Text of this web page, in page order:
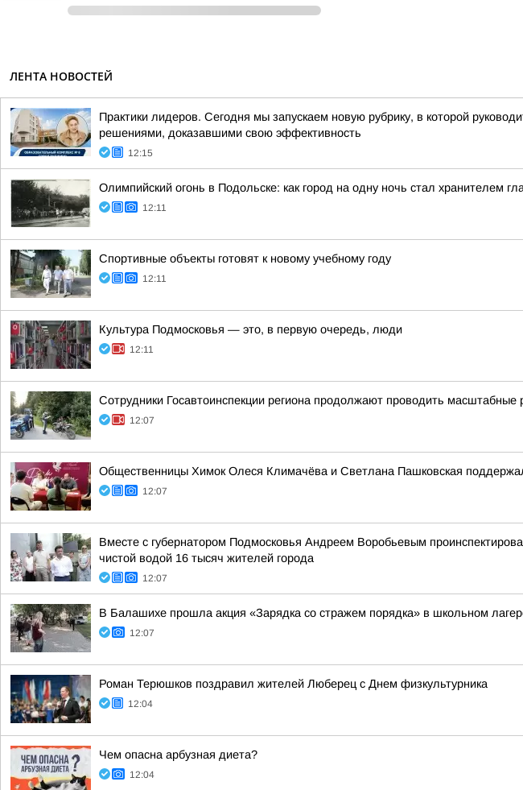
ЛЕНТА НОВОСТЕЙ
Практики лидеров. Сегодня мы запускаем новую рубрику, в которой
решениями, доказавшими свою эффективность
12:15
Олимпийский огонь в Подольске: как город на одну ночь стал хранителем
12:11
Спортивные объекты готовят к новому учебному году
12:11
Культура Подмосковья — это, в первую очередь, люди
12:11
Сотрудники Госавтоинспекции региона продолжают проводить
12:07
Общественницы Химок Олеся Климачёва и Светлана Пашковская
12:07
Вместе с губернатором Подмосковья Андреем Воробьевым
чистой водой 16 тысяч жителей города
12:07
В Балашихе прошла акция «Зарядка со стражем порядка» в школьном
12:07
Роман Терюшков поздравил жителей Люберец с Днем физкультурника
12:04
Чем опасна арбузная диета?
12:04